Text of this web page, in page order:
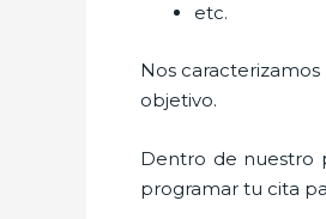
etc.
Nos
objetivo.
Dentro de nuestro
programar tu cita